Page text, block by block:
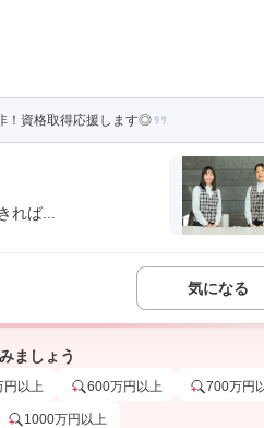
！資格取得応援します◎
れば...
気になる
ましょう
円以上 600万円以上 700万円
1000万円以上